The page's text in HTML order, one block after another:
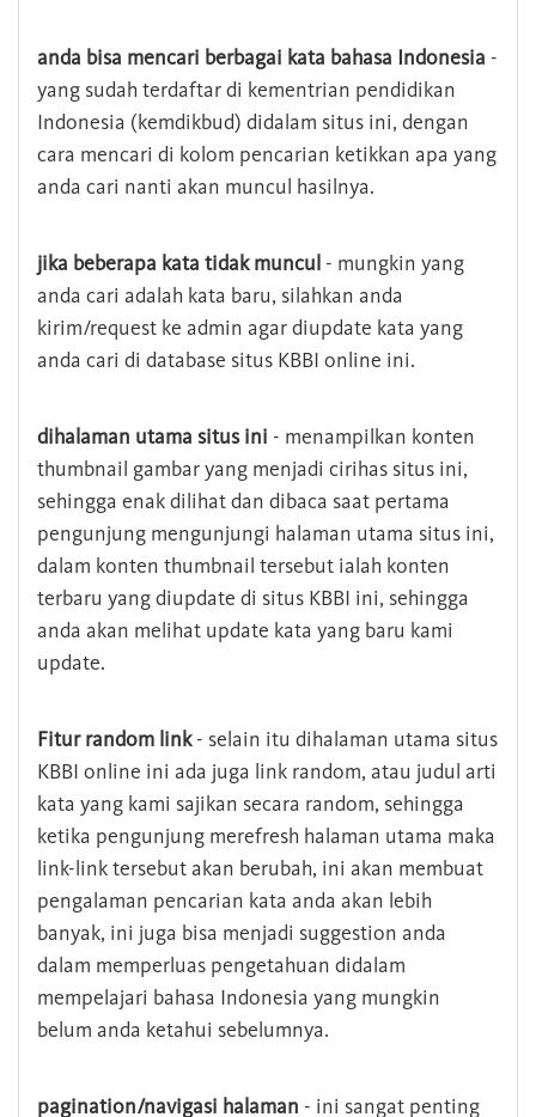
anda bisa mencari berbagai kata bahasa Indonesia -
yang sudah terdaftar di kementrian pendidikan
Indonesia (kemdikbud) didalam situs ini, dengan
cara mencari di kolom pencarian ketikkan apa yang
anda cari nanti akan muncul hasilnya.
jika beberapa kata tidak muncul - mungkin yang
anda cari adalah kata baru, silahkan anda
kirim/request ke admin agar diupdate kata yang
anda cari di database situs KBBI online ini.
dihalaman utama situs ini - menampilkan konten
thumbnail gambar yang menjadi cirihas situs ini,
sehingga enak dilihat dan dibaca saat pertama
pengunjung mengunjungi halaman utama situs ini,
dalam konten thumbnail tersebut ialah konten
terbaru yang diupdate di situs KBBI ini, sehingga
anda akan melihat update kata yang baru kami
update.
Fitur random link- selain itu dihalaman utama situs
KBBI online ini ada juga link random, atau judul arti
kata yang kami sajikan secara random, sehingga
ketika pengunjung merefresh halaman utama maka
link-link tersebut akan berubah, ini akan membuat
pengalaman pencarian kata anda akan lebih
banyak, ini juga bisa menjadi suggestion anda
dalam memperluas pengetahuan didalam
mempelajari bahasa Indonesia yang mungkin
belum anda ketahui sebelumnya.
pagination/navigasi halaman - ini sangat penting